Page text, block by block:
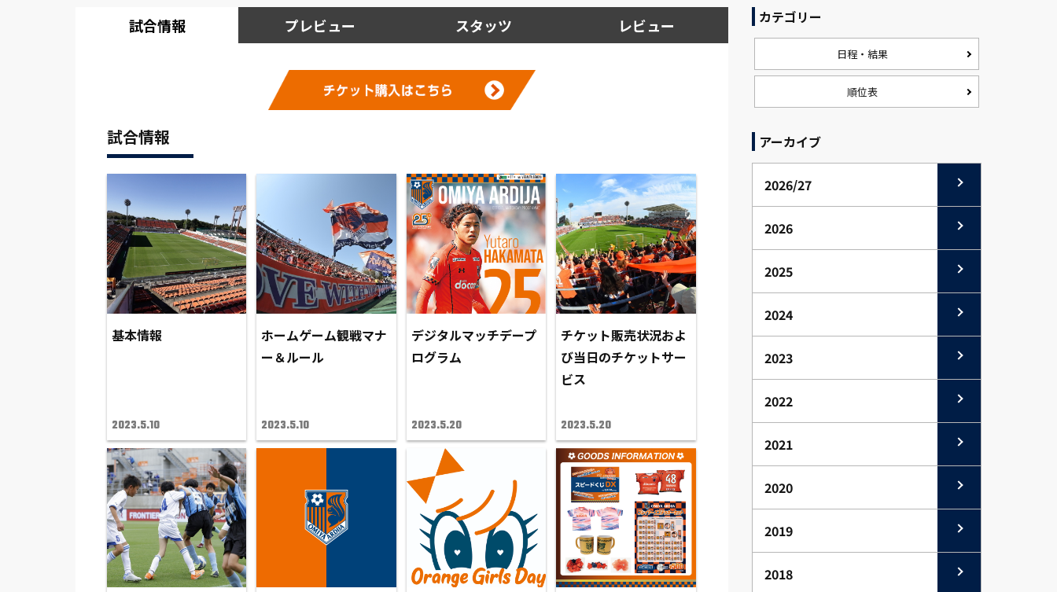
試合情報 プレビュー スタッツ レビュー
試合情報
基本情報
2023.5.10
ホームゲーム観戦マナ
ー＆ルール
2023.5.10
デジタルマッチデープ
ログラム
2023.5.20
チケット販売状況およ
び当日のチケットサー
ビス
2023.5.20
カテゴリー
日程・結果
順位表
アーカイブ
2026/27
2026
2025
2024
2023
2022
2021
2020
2019
2018